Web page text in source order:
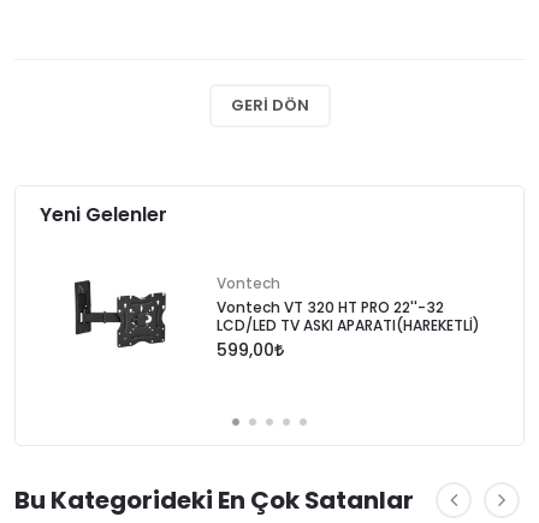
GERI DÖN
Yeni Gelenler
Vontech
Vontech VT 320 HT PRO 22''-32
LCD/LED TV ASKI APARATI(HAREKETLİ)
599,00
Bu Kategorideki En Çok Satanlar